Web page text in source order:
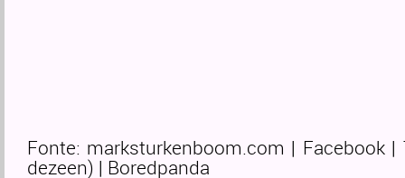
Fonte: marksturkenboom.com | Facebook
dezeen) | Boredpanda